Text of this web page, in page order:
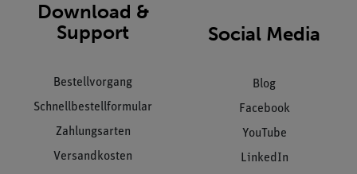
Download &
Support
Bestellvorgang
Schnellbestellformular
Zahlungsarten
Versandkosten
Social Media
Blog
Facebook
YouTube
LinkedIn